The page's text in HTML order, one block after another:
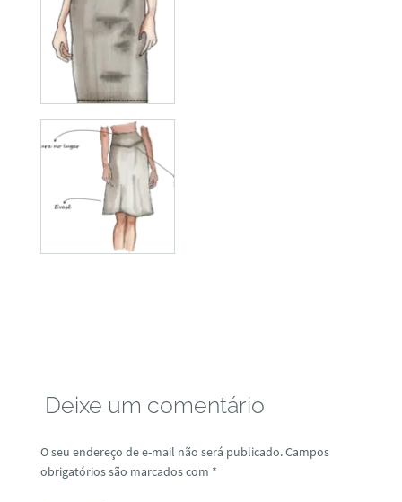
Deixe um comentário
O seu endereço de e-mail não será publicado.Campos
obrigatórios são marcados com *